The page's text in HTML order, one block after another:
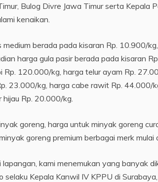
Bulog Divre Jawa Timur serta Kepala
kenaikan.
medium berada pada kisaran Rp. 10.900/
harga gula pasir berada pada kisaran
Rp. 120.000/kg, harga telur ayam Rp.
23.000/kg, harga cabe rawit Rp. 44.000/
Rp. 20.000/kg.
goreng, harga untuk minyak goreng
goreng premium berbagai merk
lapangan, kami menemukan yang banyak
selaku Kepala Kanwil IV KPPU di